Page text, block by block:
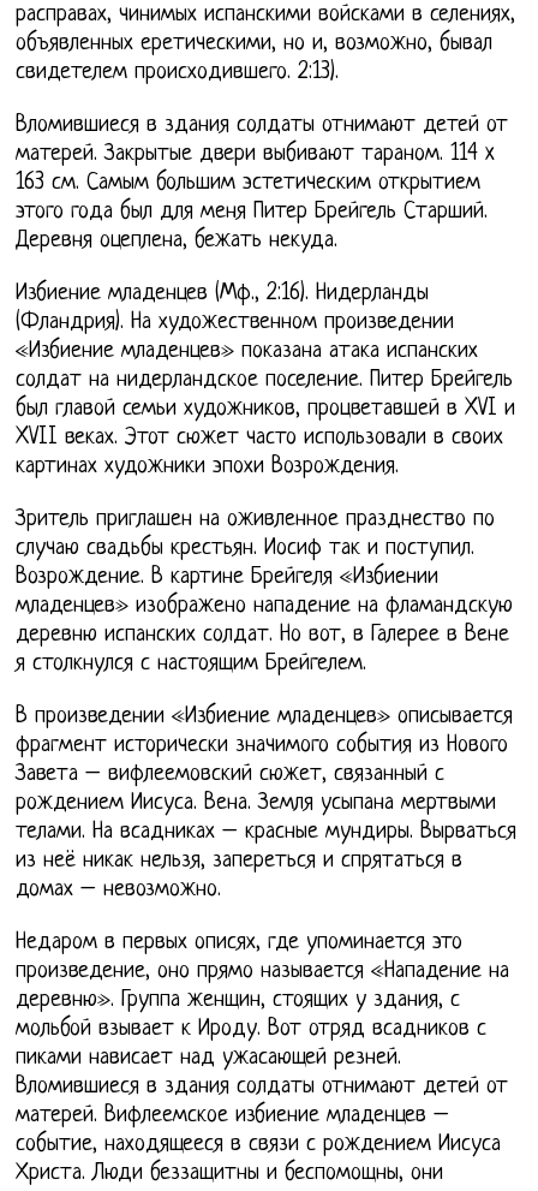
расправах, чинимых испанскими войсками в селениях,
объявленных еретическими, но и, возможно, бывал
свидетелем происходившего. 2:13).
Вломившиеся в здания солдаты отнимают детей от
матерей. Закрытые двери выбивают тараном. 114 x
163 см. Самым большим эстетическим открытием
этого года был для меня Питер Брейгель Старший.
Деревня оцеплена, бежать некуда.
Избиение младенцев (Мф., 2:16). Нидерланды
(Фландрия). На художественном произведении
«Избиение младенцев» показана атака испанских
солдат на нидерландское поселение. Питер Брейгель
был главой семьи художников, процветавшей в XVI и
XVII веках. Этот сюжет часто использовали в своих
картинах художники эпохи Возрождения.
Зритель приглашен на оживленное празднество по
случаю свадьбы крестьян. Иосиф так и поступил.
Возрождение. В картине Брейгеля «Избиении
младенцев» изображено нападение на фламандскую
деревню испанских солдат. Но вот, в Галерее в Вене
я столкнулся с настоящим Брейгелем.
В произведении «Избиение младенцев» описывается
фрагмент исторически значимого события из Нового
Завета – вифлеемовский сюжет, связанный с
рождением Иисуса. Вена. Земля усыпана мертвыми
телами. На всадниках – красные мундиры. Вырваться
из неё никак нельзя, запереться и спрятаться в
домах – невозможно.
Недаром в первых описях, где упоминается это
произведение, оно прямо называется «Нападение на
деревню». Группа женщин, стоящих у здания, с
мольбой взывает к Ироду. Вот отряд всадников с
пиками нависает над ужасающей резней.
Вломившиеся в здания солдаты отнимают детей от
матерей. Вифлеемское избиение младенцев –
событие, находящееся в связи с рождением Иисуса
Христа. Люди беззащитны и беспомощны, они